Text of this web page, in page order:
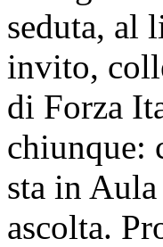
seduta, al
invito,
di Forza
chiunque:
sta in
ascolta.